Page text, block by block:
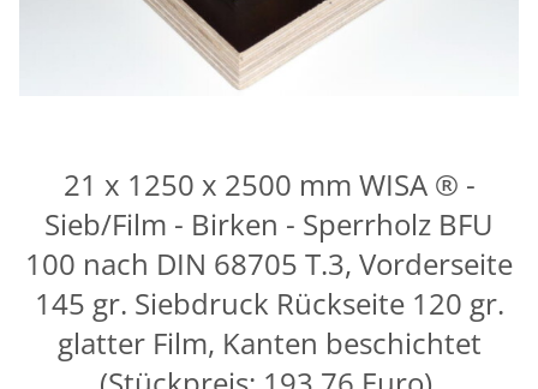
21 x 1250 x 2500 mm WISA ® -
Sieb/Film - Birken - Sperrholz BFU
100 nach DIN 68705 T.3, Vorderseite
145 gr. Siebdruck Rückseite 120 gr.
glatter Film, Kanten beschichtet